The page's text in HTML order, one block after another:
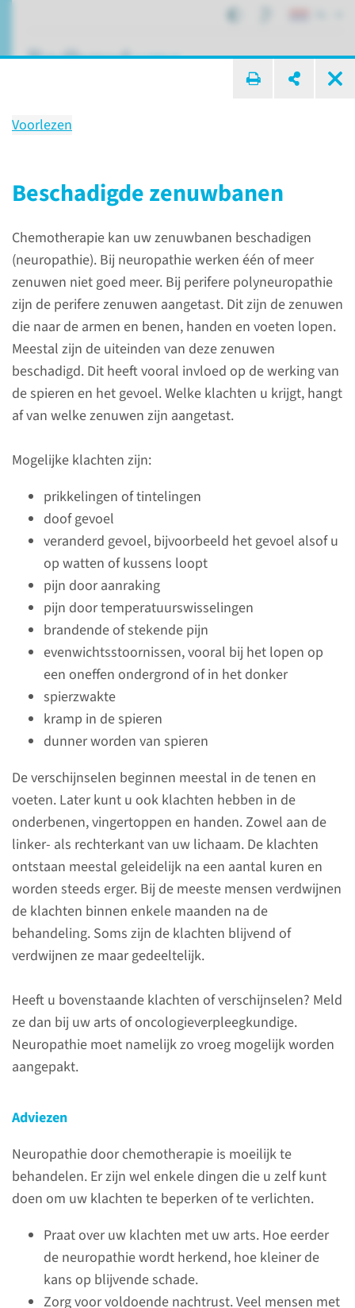
Voorlezen
Beschadigde zenuwbanen
Chemotherapie kan uw zenuwbanen beschadigen
(neuropathie). Bij neuropathie werken één of meer
zenuwen niet goed meer. Bij perifere polyneuropathie
zijn de perifere zenuwen aangetast. Dit zijn de zenuwen
die naar de armen en benen, handen en voeten lopen.
Meestal zijn de uiteinden van deze zenuwen
beschadigd. Dit heeft vooral invloed op de werking van
de spieren en het gevoel. Welke klachten u krijgt, hangt
af van welke zenuwen zijn aangetast.
Mogelijke klachten zijn:
prikkelingen of tintelingen
doof gevoel
veranderd gevoel, bijvoorbeeld het gevoel alsof u
op watten of kussens loopt
pijn door aanraking
pijn door temperatuurswisselingen
brandende of stekende pijn
evenwichtsstoornissen, vooral bij het lopen op
een oneffen ondergrond of in het donker
spierzwakte
kramp in de spieren
dunner worden van spieren
De verschijnselen beginnen meestal in de tenen en
voeten. Later kunt u ook klachten hebben in de
onderbenen, vingertoppen en handen. Zowel aan de
linker- als rechterkant van uw lichaam. De klachten
ontstaan meestal geleidelijk na een aantal kuren en
worden steeds erger. Bij de meeste mensen verdwijnen
de klachten binnen enkele maanden na de
behandeling. Soms zijn de klachten blijvend of
verdwijnen ze maar gedeeltelijk.
Heeft u bovenstaande klachten of verschijnselen? Meld
ze dan bij uw arts of oncologieverpleegkundige.
Neuropathie moet namelijk zo vroeg mogelijk worden
aangepakt.
Adviezen
Neuropathie door chemotherapie is moeilijk te
behandelen. Er zijn wel enkele dingen die u zelf kunt
doen om uw klachten te beperken of te verlichten.
Praat over uw klachten met uw arts. Hoe eerder
de neuropathie wordt herkend, hoe kleiner de
kans op blijvende schade.
Zorg voor voldoende nachtrust. Veel mensen met
Bijwerkingen en adviezen
Bijwerkingen en
adviezen
De behandeling die u krijgt
heeft niet alleen invloed op de
kankercellen, maar ook op uw
gezonde cellen. Hierdoor kunt
u last krijgen van bijwerkingen.
lees meer
Bijwerkingen en adviezen bij
klachten
Beschadigde
zenuwbanen
Chemotherapie kan uw
zenuwbanen beschadigen
(neuropathie). Bij neuropathie
niet goed meer.
lees meer
Bloedarmoede
Bloedarmoede (anemie) is een
tekort aan rode bloedcellen.
lees meer